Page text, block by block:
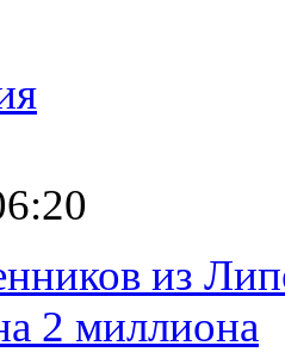
из
2 миллиона